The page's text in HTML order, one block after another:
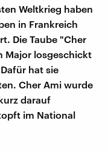
Weltkrieg haben
in Frankreich
Die Taube "Cher
Major losgeschickt
hat sie
Cher Ami wurde
darauf
im National